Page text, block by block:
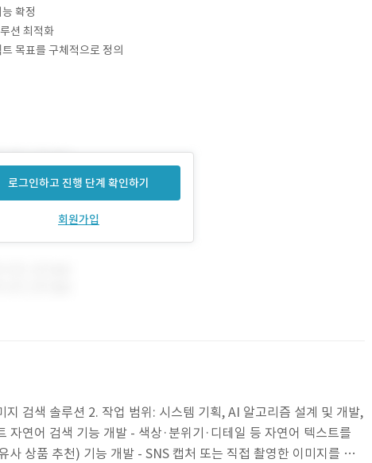
확정
션 최적화
목표를 구체적으로 정의
로그인하고 진행 단계 확인하기
회원가입
검색 솔루션 2. 작업 범위: 시스템 기획, AI 알고리즘 설계 및 개발,
자연어 검색 기능 개발 - 색상·분위기·디테일 등 자연어 텍스트를
사 상품 추천) 기능 개발 - SNS 캡처 또는 직접 촬영한 이미지를 업